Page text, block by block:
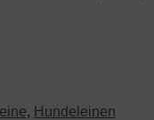
, Hundeleinen